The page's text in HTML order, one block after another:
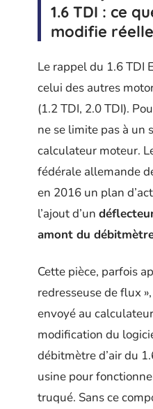
1.6 TDI : ce
modifie
Le rappel du 1.6 TDI
celui des autres
(1.2 TDI, 2.0 TDI).
ne se limite pas à un
calculateur moteur.
fédérale allemande
en 2016 un plan
l’ajout d’un
amont du
Cette pièce, parfois
redresseuse de flux
envoyé au
modification du
débitmètre d’air du
usine pour
truqué. Sans ce